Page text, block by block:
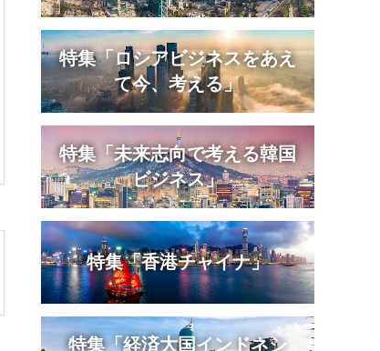
特集「ロシアビジネスをあえ
て今、考える」
特集「未来志向で考える韓国
ビジネス」
特集「香港チャイナ」
特集「経済大国インドネシ